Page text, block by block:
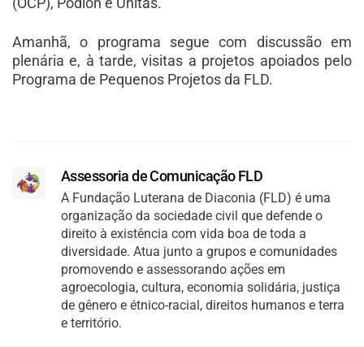
Amanhã, o programa segue com discussão em
plenária e, à tarde, visitas a projetos apoiados pelo
Programa de Pequenos Projetos da FLD.
Assessoria de Comunicação FLD
A Fundação Luterana de Diaconia (FLD) é uma
organização da sociedade civil que defende o
direito à existência com vida boa de toda a
diversidade. Atua junto a grupos e comunidades
promovendo e assessorando ações em
agroecologia, cultura, economia solidária, justiça
de gênero e étnico-racial, direitos humanos e terra
e território.